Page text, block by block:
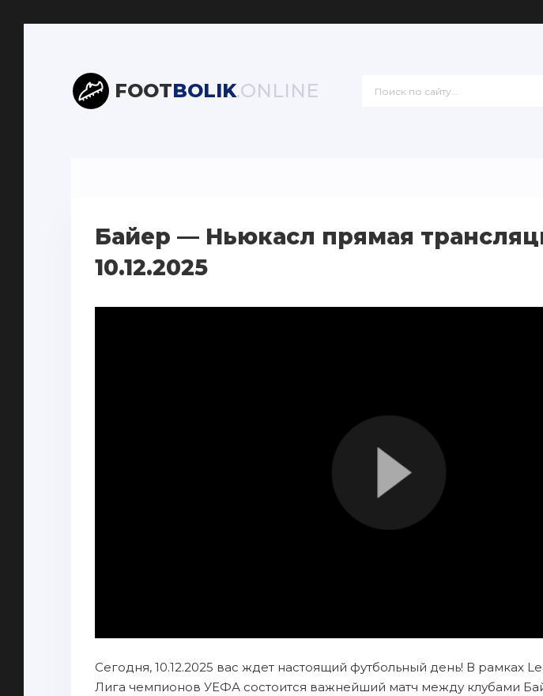
FOOTBOLIK.ONLINE
Байер — Ньюкасл прямая
10.12.2025
Сегодня, 10.12.2025 вас ждет настоящий футбольный день! В рамках
Лига чемпионов УЕФА состоится важнейший матч между клубами